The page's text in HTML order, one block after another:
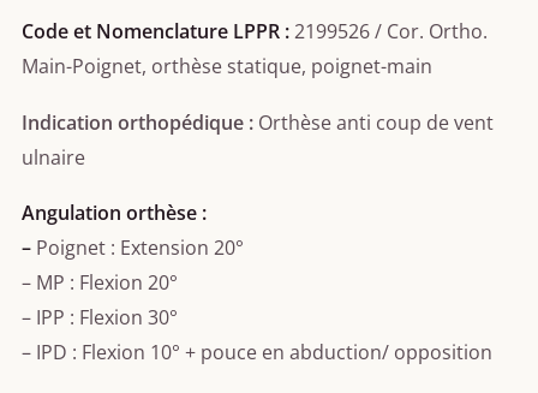
Code et Nomenclature LPPR :2199526 / Cor. Ortho.
Main-Poignet, orthèse statique, poignet-main
Indication orthopédique : Orthèse anti coup de vent
ulnaire
Angulation orthèse :
– Poignet : Extension 20°
– MP : Flexion 20°
– IPP : Flexion 30°
– IPD : Flexion 10° + pouce en abduction/ opposition